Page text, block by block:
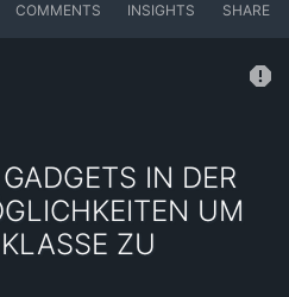
COMMENTS INSIGHTS SHARE
IN DER
UM
ZU